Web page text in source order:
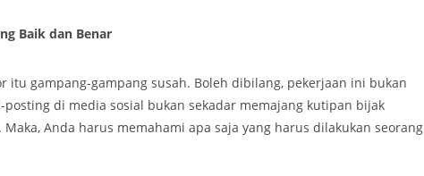
Baik dan Benar
itu gampang-gampang susah. Boleh dibilang, pekerjaan ini bukan
di media sosial bukan sekadar memajang kutipan bijak
Anda harus memahami apa saja yang harus dilakukan seorang